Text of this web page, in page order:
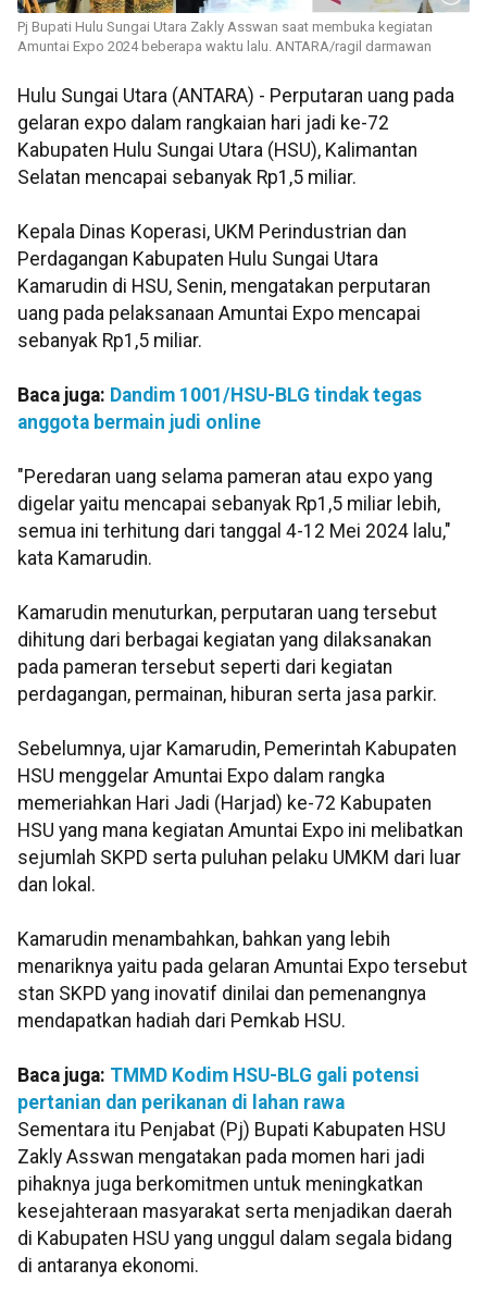
Pj Bupati Hulu Sungai Utara Zakly Asswan saat membuka kegiatan
Amuntai Expo 2024 beberapa waktu lalu. ANTARA/ragil darmawan
Hulu Sungai Utara (ANTARA) - Perputaran uang pada
gelaran expo dalam rangkaian hari jadi ke-72
Kabupaten Hulu Sungai Utara (HSU), Kalimantan
Selatan mencapai sebanyak Rp1,5 miliar.
Kepala Dinas Koperasi, UKM Perindustrian dan
Perdagangan Kabupaten Hulu Sungai Utara
Kamarudin di HSU, Senin, mengatakan perputaran
uang pada pelaksanaan Amuntai Expo mencapai
sebanyak Rp1,5 miliar.
Baca juga: Dandim 1001/HSU-BLG tindak tegas
anggota bermain judi online
"Peredaran uang selama pameran atau expo yang
digelar yaitu mencapai sebanyak Rp1,5 miliar lebih,
semua ini terhitung dari tanggal 4-12 Mei 2024 lalu,"
kata Kamarudin.
Kamarudin menuturkan, perputaran uang tersebut
dihitung dari berbagai kegiatan yang dilaksanakan
pada pameran tersebut seperti dari kegiatan
perdagangan, permainan, hiburan serta jasa parkir.
Sebelumnya, ujar Kamarudin, Pemerintah Kabupaten
HSU menggelar Amuntai Expo dalam rangka
memeriahkan Hari Jadi (Harjad) ke-72 Kabupaten
HSU yang mana kegiatan Amuntai Expo ini melibatkan
sejumlah SKPD serta puluhan pelaku UMKM dari luar
dan lokal.
Kamarudin menambahkan, bahkan yang lebih
menariknya yaitu pada gelaran Amuntai Expo tersebut
stan SKPD yang inovatif dinilai dan pemenangnya
mendapatkan hadiah dari Pemkab HSU.
Baca juga: TMMD Kodim HSU-BLG gali potensi
pertanian dan perikanan di lahan rawa
Sementara itu Penjabat (Pj) Bupati Kabupaten HSU
Zakly Asswan mengatakan pada momen hari jadi
pihaknya juga berkomitmen untuk meningkatkan
kesejahteraan masyarakat serta menjadikan daerah
di Kabupaten HSU yang unggul dalam segala bidang
di antaranya ekonomi.